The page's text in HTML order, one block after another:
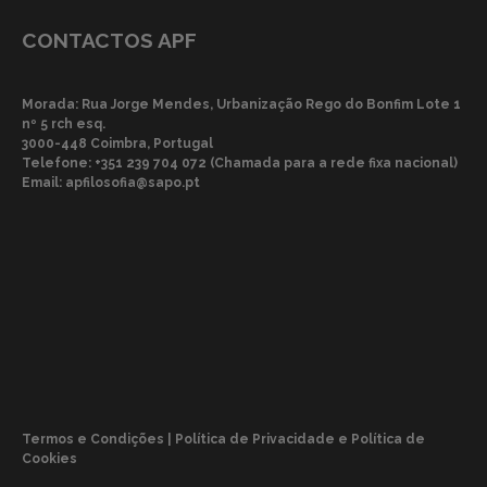
CONTACTOS APF
Morada: Rua Jorge Mendes, Urbanização Rego do Bonfim Lote 1
nº 5 rch esq.
3000-448 Coimbra, Portugal
Telefone: +351 239 704 072 (Chamada para a rede fixa nacional)
Email: apfilosofia@sapo.pt
Termos e Condições | Política de Privacidade e Política de
Cookies